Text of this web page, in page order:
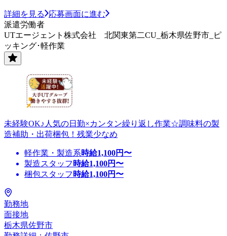
詳細を見る
応募画面に進む
派遣労働者
UTエージェント株式会社 北関東第二CU_栃木県佐野市_ピ
ッキング･軽作業
未経験OK♪人気の日勤×カンタン繰り返し作業☆調味料の製
造補助・出荷梱包！残業少なめ
軽作業・製造系時給1,100円〜
製造スタッフ 時給1,100円〜
梱包スタッフ 時給1,100円〜
勤務地
面接地
栃木県佐野市